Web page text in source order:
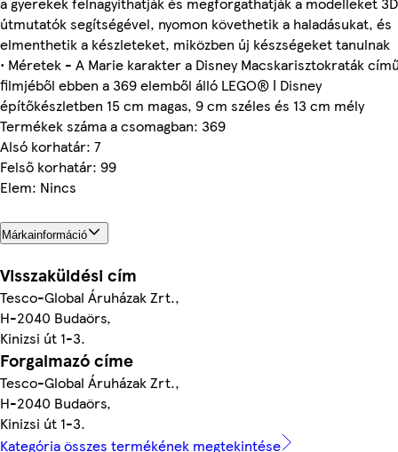
útmutatók segítségével, nyomon követhetik a haladásukat, és
elmenthetik a készleteket, miközben új készségeket tanulnak
• Méretek - A Marie karakter a Disney Macskarisztokraták
filmjéből ebben a 369 elemből álló LEGO® ǀ Disney
építőkészletben 15 cm magas, 9 cm széles és 13 cm mély
Termékek száma a csomagban: 369
Alsó korhatár: 7
Felső korhatár: 99
Elem: Nincs
Márkainformáció
Visszaküldési cím
Tesco-Global Áruházak Zrt.,
H-2040 Budaörs,
Kinizsi út 1-3.
Forgalmazó címe
Tesco-Global Áruházak Zrt.,
H-2040 Budaörs,
Kinizsi út 1-3.
Kategória összes termékének megtekintése